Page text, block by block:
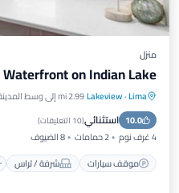
منزل
on Indian Lake
Lima
·
Lakeview2.99 mi إلى وسط المدينة
10.0 استثنائي(10 التعليقات )
4 غرف نوم 2 حمامات
8 الضيوف
موقف سيارات
شرفة / تراس
موقف سيارات
مكيف هواء